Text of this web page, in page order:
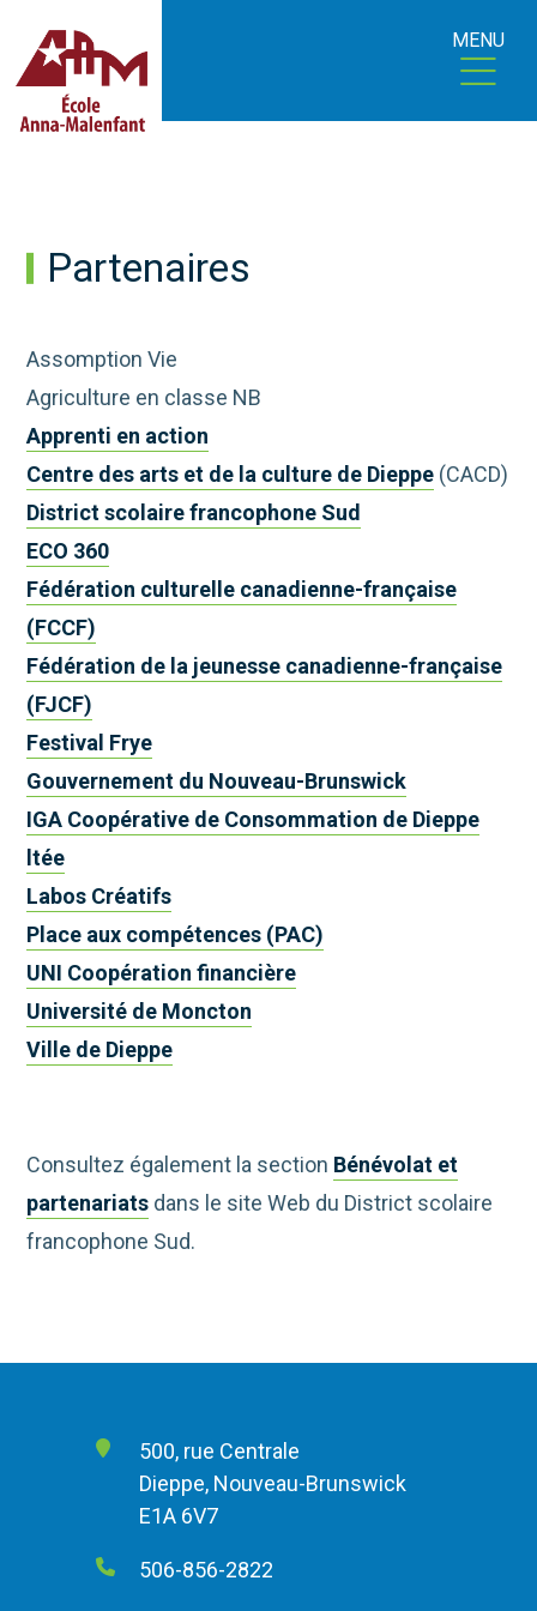
MENU
Partenaires
Assomption Vie
Agriculture en classe NB
Apprenti en action
Centre des arts et de la culture de Dieppe (CACD)
District scolaire francophone Sud
ECO 360
Fédération culturelle canadienne-française
(FCCF)
Fédération de la jeunesse canadienne-française
(FJCF)
Festival Frye
Gouvernement du Nouveau-Brunswick
IGA Coopérative de Consommation de Dieppe
ltée
Labos Créatifs
Place aux compétences (PAC)
UNI Coopération financière
Université de Moncton
Ville de Dieppe
Consultez également la section Bénévolat et
partenariats dans le site Web du District scolaire
francophone Sud.
500, rue Centrale
Dieppe, Nouveau-Brunswick
E1A 6V7
506-856-2822